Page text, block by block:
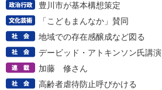
豊川市が基本構想策定
「こどもまんなか」賛同
地域での存在感醸成など図る
デービッド・アトキンソン氏講演
加藤 修さん
高齢者虐待防止呼びかける